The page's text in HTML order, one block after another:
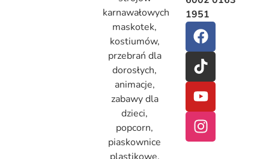
karnawałowych
maskotek,
kostiumów,
przebrań dla
dorosłych,
animacje,
zabawy dla
dzieci,
popcorn,
piaskownice
1951